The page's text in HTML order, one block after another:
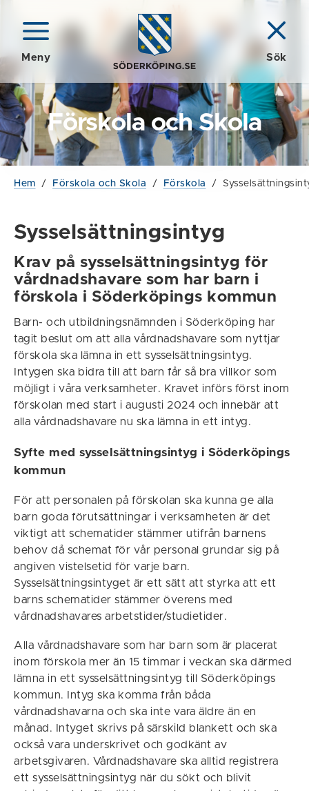
Meny Sök
Förskola och Skola
Hem / Förskola och Skola / Förskola /
Sysselsättningsintyg
Krav på sysselsättningsintyg för
vårdnadshavare som har barn i
förskola i Söderköpings kommun
Barn- och utbildningsnämnden i Söderköping har
tagit beslut om att alla vårdnadshavare som nyttjar
förskola ska lämna in ett sysselsättningsintyg.
Intygen ska bidra till att barn får så bra villkor som
möjligt i våra verksamheter. Kravet införs först inom
förskolan med start i augusti 2024 och innebär att
alla vårdnadshavare nu ska lämna in ett intyg.
Syfte med sysselsättningsintyg i Söderköpings
kommun
För att personalen på förskolan ska kunna ge alla
barn goda förutsättningar i verksamheten är det
viktigt att schematider stämmer utifrån barnens
behov då schemat för vår personal grundar sig på
angiven vistelsetid för varje barn.
Sysselsättningsintyget är ett sätt att styrka att ett
barns schematider stämmer överens med
vårdnadshavares arbetstider/studietider.
Alla vårdnadshavare som har barn som är placerat
inom förskola mer än 15 timmar i veckan ska därmed
lämna in ett sysselsättningsintyg till Söderköpings
kommun. Intyg ska komma från båda
vårdnadshavarna och ska inte vara äldre än en
månad. Intyget skrivs på särskild blankett och ska
också vara underskrivet och godkänt av
arbetsgivaren. Vårdnadshavare ska alltid registrera
ett sysselsättningsintyg när du sökt och blivit